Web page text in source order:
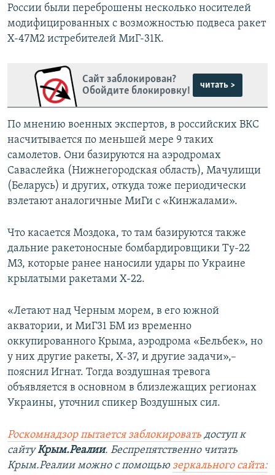
России были переброшены несколько носителей
модифицированных с возможностью подвеса ракет
Х-47М2 истребителей МиГ-31К.
Сайт заблокирован?
Обойдите блокировку!
читать >
По мнению военных экспертов, в российских ВКС
насчитывается по меньшей мере 9 таких
самолетов. Они базируются на аэродромах
Саваслейка (Нижнегородская область), Мачулищи
(Беларусь) и других, откуда тоже периодически
взлетают аналогичные МиГи с «Кинжалами».
Что касается Моздока, то там базируются также
дальние ракетоносные бомбардировщики Ту-22
М3, которые ранее наносили удары по Украине
крылатыми ракетами Х-22.
«Летают над Черным морем, в его южной
акватории, и МиГ31 БМ из временно
оккупированного Крыма, аэродрома «Бельбек», но
у них другие ракеты, Х-37, и другие задачи»,–
пояснил Игнат. Тогда воздушная тревога
объявляется в основном в близлежащих регионах
Украины, уточнил спикер Воздушных сил.
Роскомнадзор пытается заблокировать доступ к
сайтуКрым.Реалии. Беспрепятственно читать
Крым.Реалии можно с помощью зеркального сайта: